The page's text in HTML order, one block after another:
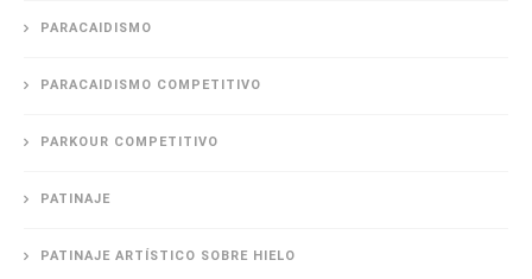
PARACAIDISMO
PARACAIDISMO COMPETITIVO
PARKOUR COMPETITIVO
PATINAJE
PATINAJE ARTÍSTICO SOBRE HIELO